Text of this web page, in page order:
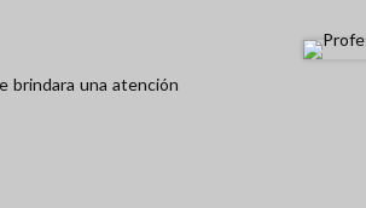
brindara una atención